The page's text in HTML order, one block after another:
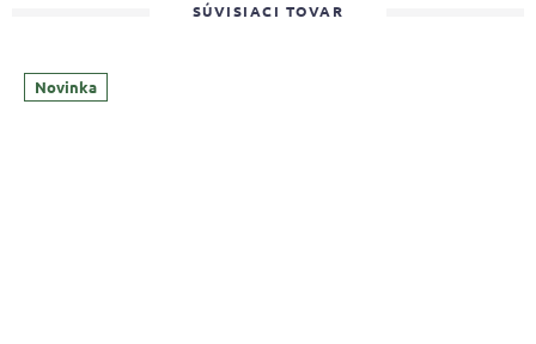
SÚVISIACI TOVAR
Novinka